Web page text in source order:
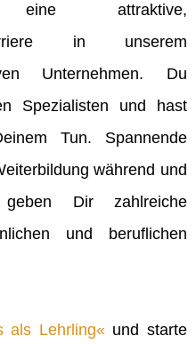
attraktive,
in unserem
Unternehmen. Du
Spezialisten und hast
Tun. Spannende
während und
Dir zahlreiche
und beruflichen
als Lehrling und starte